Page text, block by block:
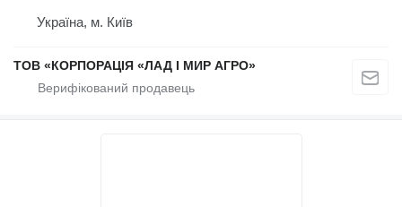
Україна, м. Київ
ТОВ «КОРПОРАЦІЯ «ЛАД І МИР АГРО»